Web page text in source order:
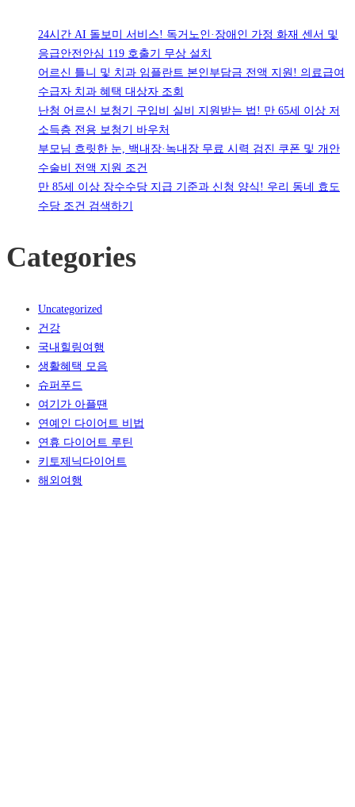
24시간 AI 돌보미 서비스! 독거노인·장애인 가정 화재 센서 및
응급안전안심 119 호출기 무상 설치
어르신 틀니 및 치과 임플란트 본인부담금 전액 지원! 의료급여
수급자 치과 혜택 대상자 조회
난청 어르신 보청기 구입비 실비 지원받는 법! 만 65세 이상 저
소득층 전용 보청기 바우처
부모님 흐릿한 눈, 백내장·녹내장 무료 시력 검진 쿠폰 및 개안
수술비 전액 지원 조건
만 85세 이상 장수수당 지급 기준과 신청 양식! 우리 동네 효도
수당 조건 검색하기
Categories
Uncategorized
건강
국내힐링여행
생활혜택 모음
슈퍼푸드
여기가 아플땐
연예인 다이어트 비법
연휴 다이어트 루틴
키토제닉다이어트
해외여행